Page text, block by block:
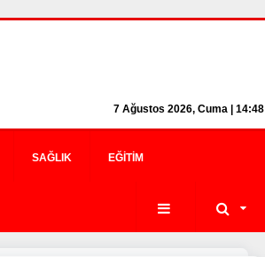
7 Ağustos 2026, Cuma | 14:48
SAĞLIK EĞITIM